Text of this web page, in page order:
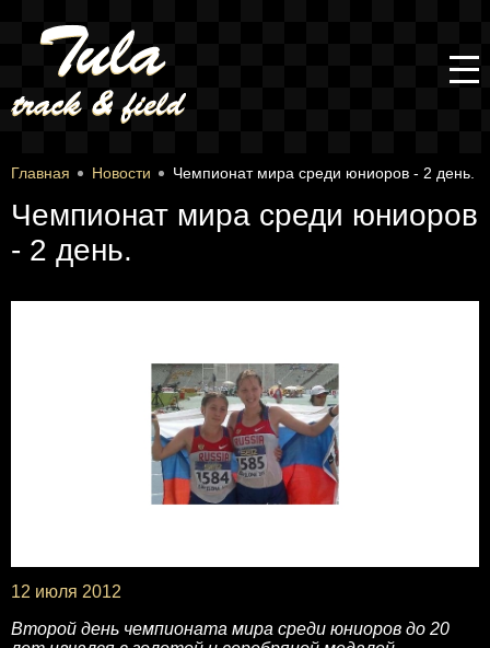
Главная Новости Чемпионат мира среди юниоров - 2 день.
Чемпионат мира среди юниоров
- 2 день.
12 июля 2012
Второй день чемпионата мира среди юниоров до 20